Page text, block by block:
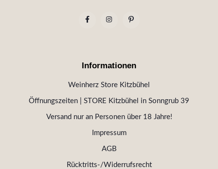
Informationen
Weinherz Store Kitzbühel
Öffnungszeiten | STORE Kitzbühel in Sonngrub 39
Versand nur an Personen über 18 Jahre!
Impressum
AGB
Rücktritts-/Widerrufsrecht